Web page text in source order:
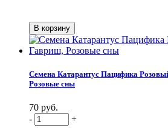
Семена Катарантус Пацифика
Розовые сны
70 руб.
-
+